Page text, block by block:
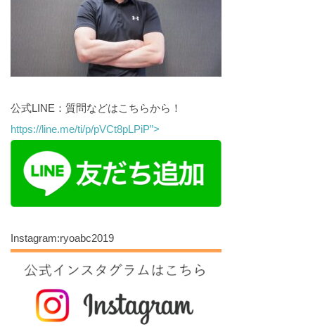
公式LINE：質問などはこちらから！
https://line.me/ti/p/pVCt8pLPiP”>
Instagram:ryoabc2019